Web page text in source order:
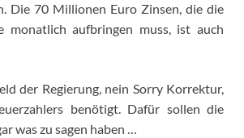
Die 70 Millionen Euro Zinsen, die die
monatlich aufbringen muss, ist auch
der Regierung, nein Sorry Korrektur,
benötigt. Dafür sollen die
was zu sagen haben …